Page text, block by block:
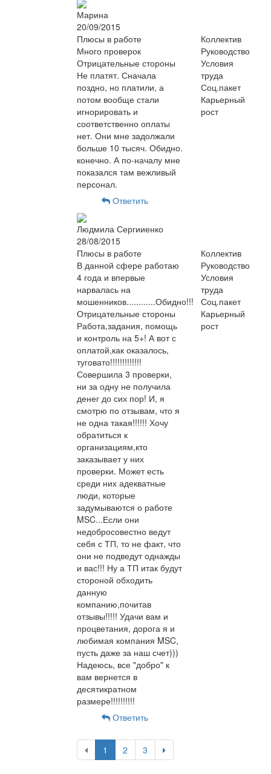
Марина
20/09/2015
Плюсы в работе
Много проверок
Отрицательные стороны
Не платят. Сначала
поздно, но платили, а
потом вообще стали
игнорировать и
соответственно оплаты
нет. Они мне задолжали
больше 10 тысяч. Обидно.
конечно. А по-началу мне
показался там вежливый
персонал.
Коллектив
Руководство
Условия
труда
Соц.пакет
Карьерный
рост
Ответить
Людмила Сергииенко
28/08/2015
Плюсы в работе
В данной сфере работаю
4 года и впервые
нарвалась на
мошенников............Обидно!!!
Отрицательные стороны
Работа,задания, помощь
и контроль на 5+! А вот с
оплатой,как оказалось,
туговато!!!!!!!!!!!!!
Совершила 3 проверки,
ни за одну не получила
денег до сих пор! И, я
смотрю по отзывам, что я
не одна такая!!!!!! Хочу
обратиться к
организациям,кто
заказывает у них
проверки. Может есть
среди них адекватные
люди, которые
задумываются о работе
MSC...Если они
недобросовестно ведут
себя с ТП, то не факт, что
они не подведут однажды
и вас!!! Ну а ТП итак будут
стороной обходить
данную
компанию,почитав
отзывы!!!!! Удачи вам и
процветания, дорога я и
любимая компания MSC,
пусть даже за наш счет)))
Надеюсь, все "добро" к
вам вернется в
десятикратном
размере!!!!!!!!!!
Коллектив
Руководство
Условия
труда
Соц.пакет
Карьерный
рост
Ответить
1 2 3